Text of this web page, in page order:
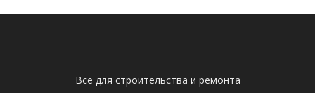
Всё для строительства и ремонта